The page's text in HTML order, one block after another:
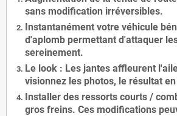
sans modification irréversibles.
Instantanément votre véhicule
d'aplomb permettant d'attaquer
sereinement.
Le look : Les jantes affleurent
visionnez les photos, le résultat
Installer des ressorts courts /
gros freins. Ces modifications